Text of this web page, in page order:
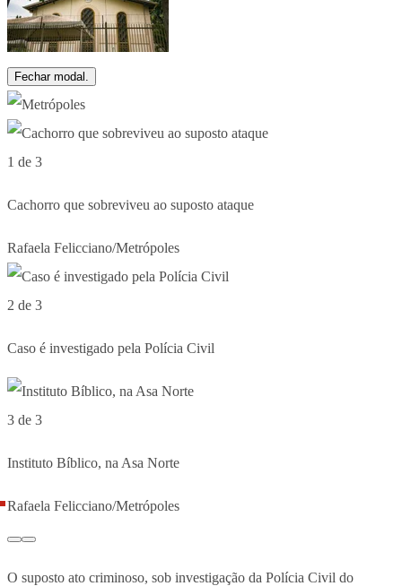
Fechar modal.
1 de 3
Cachorro que sobreviveu ao suposto ataque
Rafaela Felicciano/Metrópoles
2 de 3
Caso é investigado pela Polícia Civil
3 de 3
Instituto Bíblico, na Asa Norte
Rafaela Felicciano/Metrópoles
O suposto ato criminoso, sob investigação da Polícia Civil do